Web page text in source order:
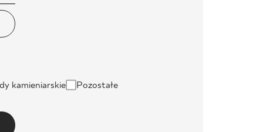
kamieniarskie Pozostałe